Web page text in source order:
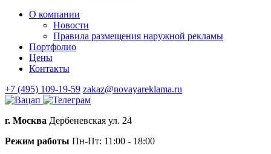
О компании
Новости
Правила размещения наружной рекламы
Портфолио
Цены
Контакты
+7 (495) 109-19-59 zakaz@novayareklama.ru
г. Москва Дербеневская ул. 24
Режим работы Пн-Пт: 11:00 - 18:00